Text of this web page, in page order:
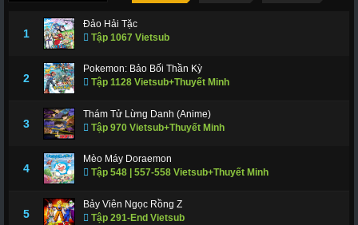
1
Đảo Hải Tặc
Tập 1067 Vietsub
2
Pokemon: Bảo Bối Thần Kỳ
Tập 1128 Vietsub+Thuyết Minh
3
Thám Tử Lừng Danh (Anime)
Tập 970 Vietsub+Thuyết Minh
4
Mèo Máy Doraemon
Tập 548 | 557-558 Vietsub+Thuyết Minh
5
Bảy Viên Ngọc Rồng Z
Tập 291-End Vietsub